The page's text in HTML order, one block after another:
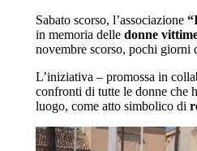
Sabato scorso, l’associazione
in memoria delle donne
novembre scorso, pochi giorni
L’iniziativa – promossa in
confronti di tutte le donne che
luogo, come atto simbolico di